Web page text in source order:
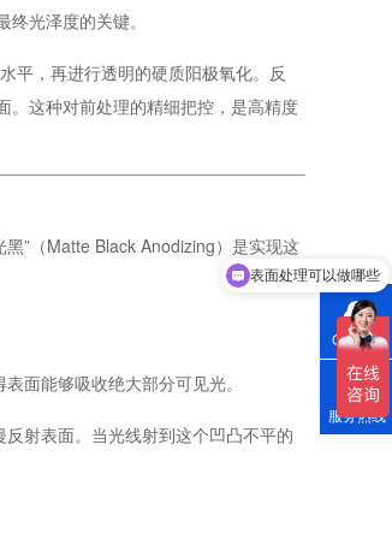
光泽度的关键。
平，再进行透明的硬质阳极氧化。反
。这种对前处理的精细把控，是高精度
”（Matte Black Anodizing）是实现这
面能够吸收绝大部分可见光。
射表面。当光线射到这个凹凸不平的
QQ咨询
服务热线
你们有哪些设备？